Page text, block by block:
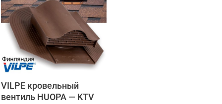
VILPE кровельный
вентиль HUOPA — KTV